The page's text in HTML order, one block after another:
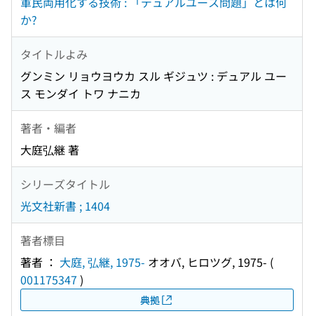
か?
タイトルよみ
グンミン リョウヨウカ スル ギジュツ : デュアル ユー
ス モンダイ トワ ナニカ
著者・編者
大庭弘継 著
シリーズタイトル
光文社新書 ; 1404
著者標目
著者 ： 大庭, 弘継, 1975- オオバ, ヒロツグ, 1975- (
001175347 )
典拠